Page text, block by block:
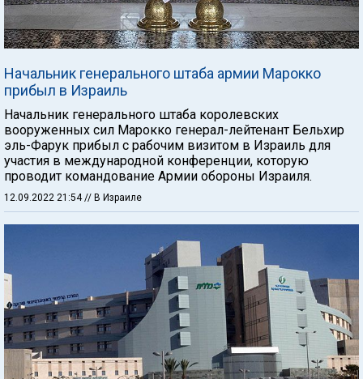
Начальник генерального штаба армии Марокко
прибыл в Израиль
Начальник генерального штаба королевских
вооруженных сил Марокко генерал-лейтенант Бельхир
эль-Фарук прибыл с рабочим визитом в Израиль для
участия в международной конференции, которую
проводит командование Армии обороны Израиля.
12.09.2022 21:54// В Израиле